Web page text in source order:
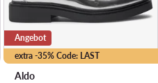
extra -35% Code: LAST
Angebot
Aldo